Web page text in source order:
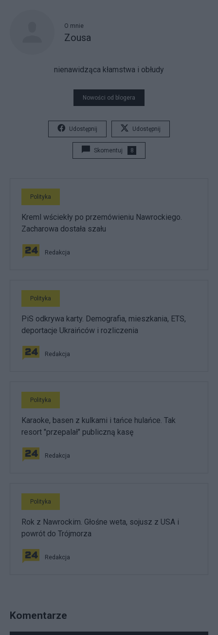
O mnie
Zousa
nienawidząca kłamstwa i obłudy
Nowości od blogera
Udostępnij Udostępnij
Skomentuj 8
Polityka
Kreml wściekły po przemówieniu Nawrockiego.
Zacharowa dostała szału
Redakcja
Polityka
PiS odkrywa karty. Demografia, mieszkania, ETS,
deportacje Ukraińców i rozliczenia
Redakcja
Polityka
Karaoke, basen z kulkami i tańce hulańce. Tak
resort "przepalał" publiczną kasę
Redakcja
Polityka
Rok z Nawrockim. Głośne weta, sojusz z USA i
powrót do Trójmorza
Redakcja
Komentarze